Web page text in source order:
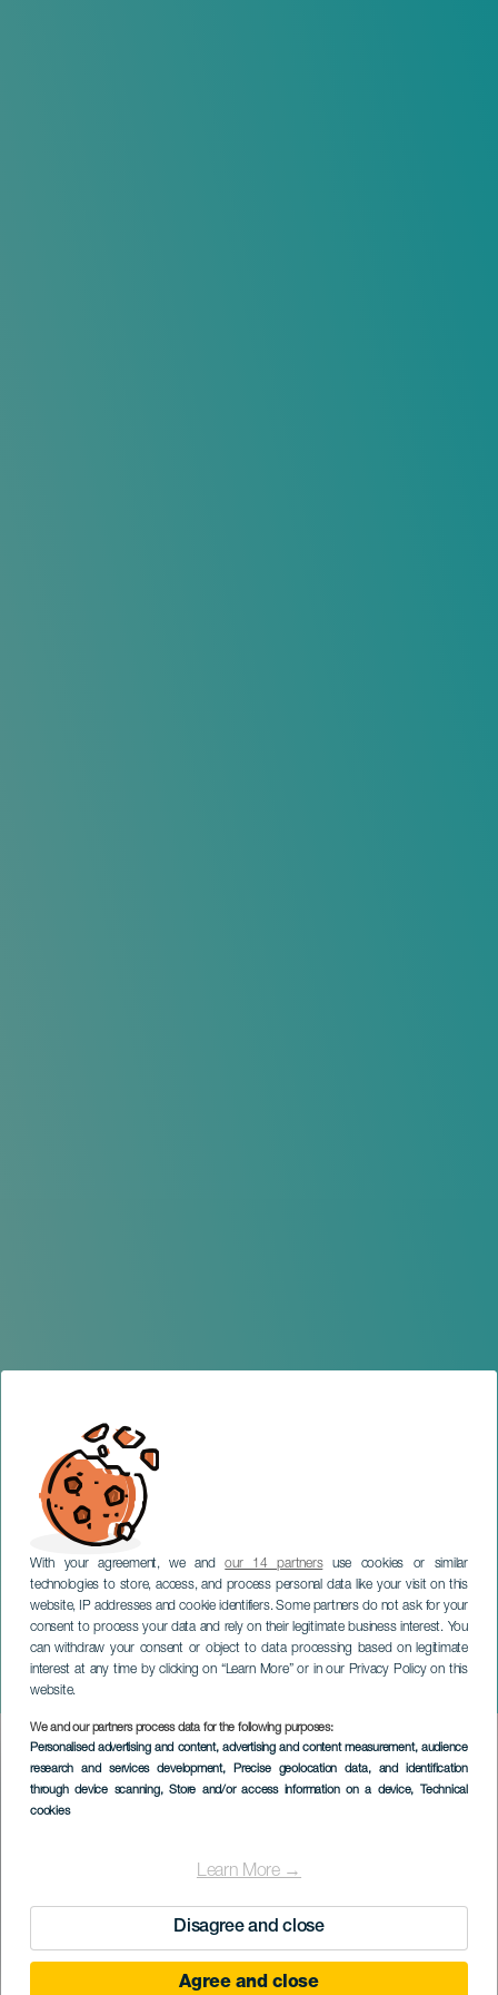
With your agreement, we andour 14 partnersuse cookies or similar
technologies to store, access, and process personal data like your visit on this
website, IP addresses and cookie identifiers. Some partners do not ask for your
consent to process your data and rely on their legitimate business interest. You
can withdraw your consent or object to data processing based on legitimate
interest at any time by clicking on “Learn More” or in our Privacy Policy on this
website.
We and our partners process data for the following purposes:
Personalised advertising and content, advertising and content measurement, audience
research and services development, Precise geolocation data, and identification
through device scanning, Store and/or access information on a device, Technical
cookies
Learn More →
Disagree and close
Agree and close
César Manrique Trophy
RCNA Calero - Marinas
LANZAROTE
Imagen
Listado